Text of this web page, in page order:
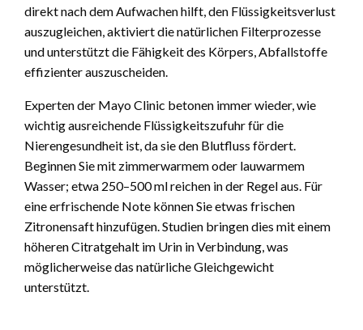
direkt nach dem Aufwachen hilft, den Flüssigkeitsverlust
auszugleichen, aktiviert die natürlichen Filterprozesse
und unterstützt die Fähigkeit des Körpers, Abfallstoffe
effizienter auszuscheiden.
Experten der Mayo Clinic betonen immer wieder, wie
wichtig ausreichende Flüssigkeitszufuhr für die
Nierengesundheit ist, da sie den Blutfluss fördert.
Beginnen Sie mit zimmerwarmem oder lauwarmem
Wasser; etwa 250–500 ml reichen in der Regel aus. Für
eine erfrischende Note können Sie etwas frischen
Zitronensaft hinzufügen. Studien bringen dies mit einem
höheren Citratgehalt im Urin in Verbindung, was
möglicherweise das natürliche Gleichgewicht
unterstützt.